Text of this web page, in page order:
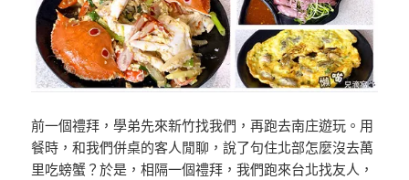
前一個禮拜，學弟先來新竹找我們，再跑去南庄遊玩。用
餐時，和我們併桌的客人閒聊，說了句住北部怎麼沒去萬
里吃螃蟹？於是，相隔一個禮拜，我們跑來台北找友人，